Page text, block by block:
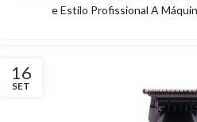
e Estilo Profissional A
16
SET